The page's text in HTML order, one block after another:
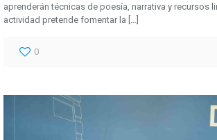
aprenderán técnicas de poesía, narrativa y recursos
actividad pretende fomentar la […]
0